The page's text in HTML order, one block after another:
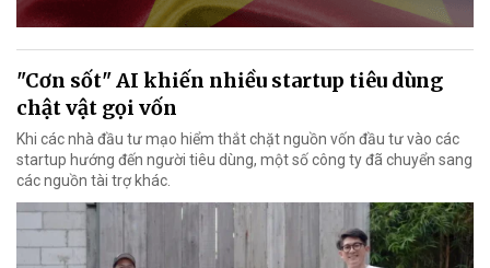
"Cơn sốt" AI khiến nhiều startup tiêu dùng
chật vật gọi vốn
Khi các nhà đầu tư mạo hiểm thắt chặt nguồn vốn đầu tư vào các
startup hướng đến người tiêu dùng, một số công ty đã chuyển sang
các nguồn tài trợ khác.